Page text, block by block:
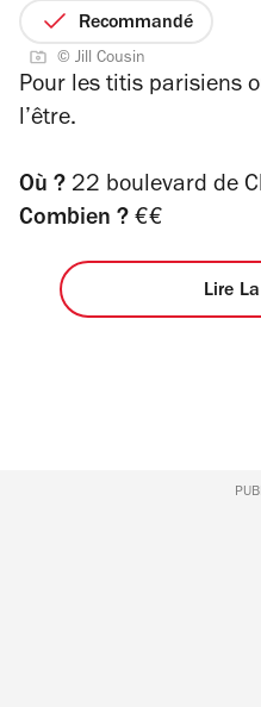
Recommandé
© Jill Cousin
Pour les titis parisiens
l’être.
Où ? 22 boulevard de
Combien ? €€
Lire